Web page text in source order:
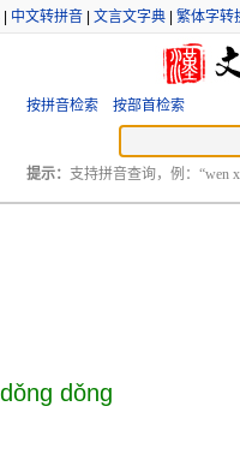
中文转拼音 文言文字典 繁体字转
按拼音检索 按部首检索
提示： 支持拼音查询，例：“wen
dǒng